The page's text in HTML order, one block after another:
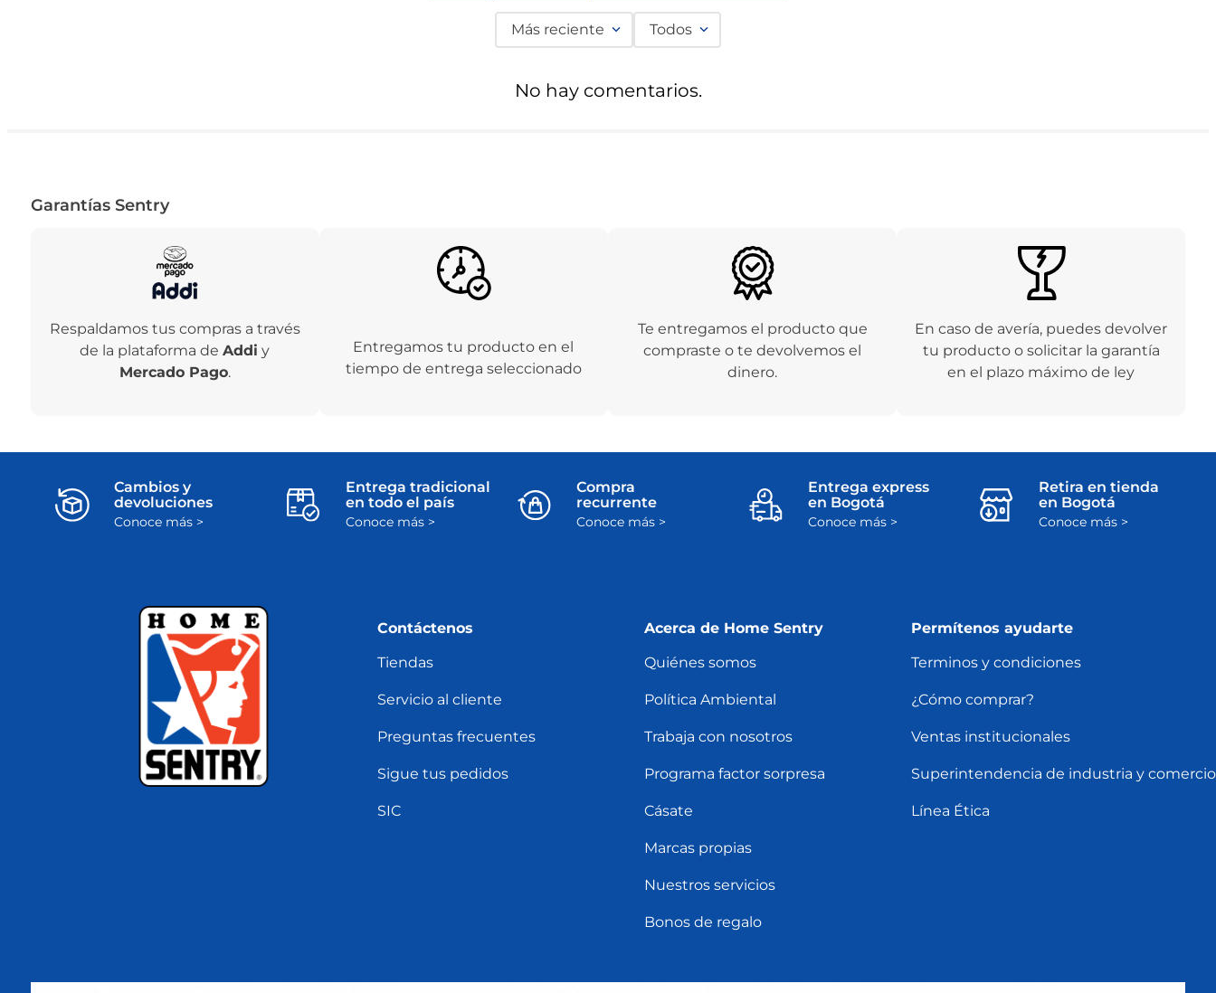
Más reciente Todos
No hay comentarios.
Garantías Sentry
Respaldamos tus compras a través
de la plataforma deAddi y
Mercado Pago.
Entregamos tu producto en el
tiempo de entrega seleccionado
Te entregamos el producto que
compraste o te devolvemos el
dinero.
En caso de avería, puedes devolver
tu producto o solicitar la garantía
en el plazo máximo de ley
Cambios y
devoluciones
Conoce más >
Entrega tradicional
en todo el país
Conoce más >
Compra
recurrente
Conoce más >
Entrega express
en Bogotá
Conoce más >
Retira en tienda
en Bogotá
Conoce más >
Contáctenos
Tiendas
Servicio al cliente
Preguntas frecuentes
Sigue tus pedidos
SIC
Acerca de Home Sentry
Quiénes somos
Política Ambiental
Trabaja con nosotros
Programa factor sorpresa
Cásate
Marcas propias
Nuestros servicios
Bonos de regalo
Permítenos ayudarte
Terminos y condiciones
¿Cómo comprar?
Ventas institucionales
Superintendencia de industria y comercio
Línea Ética